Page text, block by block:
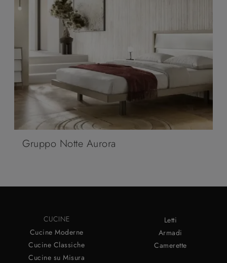
Gruppo Notte Aurora
CUCINE
Cucine Moderne
Cucine Classiche
Cucine su Misura
Letti
Armadi
Camerette